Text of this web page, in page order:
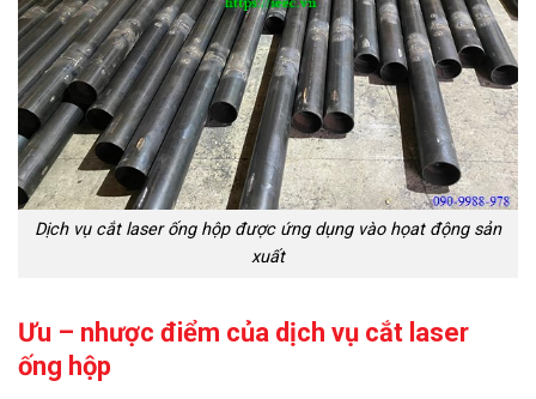
Dịch vụ cắt laser ống hộp được ứng dụng vào họat động sản
xuất
Ưu – nhược điểm của dịch vụ cắt laser
ống hộp